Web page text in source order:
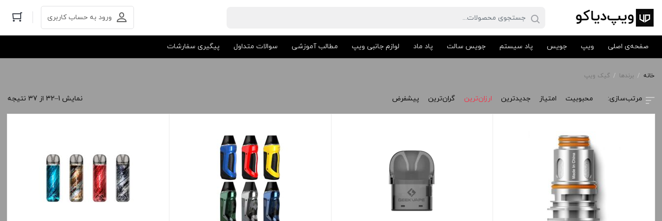
ورود به حساب کاربری
صفحه‌ی اصلی ویپ جویس پاد سیستم جویس سالت پاد ماد لوازم جانبی ویپ مطالب آموزشی سوالات متداول پیگیری سفارشات
خانه / برندها / گیک ویپ
نمایش 1–32 از 37 نتیجه محبوبیت امتیاز جدیدترین ارزان‌ترین گران‌ترین پیشفرض